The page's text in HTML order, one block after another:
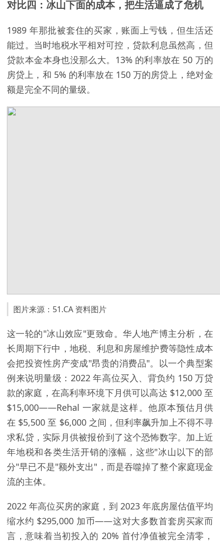
对比四：冰山下面的成本，把生活逼成了危机
1989 年那批被套住的买家，账面上亏钱，但生活还
能过。当时地税水平相对可控，贷款利息虽然高，但
贷款本金本身也没那么大。13% 的利率放在 50 万的
房贷上，和 5% 的利率放在 150 万的房贷上，绝对金
额是完全不同的量级。
图片来源：51.CA 资料图片
这一轮的"冰山效应"更致命。华人地产博主分析，在
长周期下行中，地税、利息和房屋维护费等隐性成本
会把投资性房产变成"昂贵的消费品"。以一个典型案
例来说明量级：2022 年高位买入、背负约 150 万贷
款的家庭，在高利率环境下月供可以高达 $12,000 至
$15,000——Rehal 一家就是这样。他原本预估月供
在 $5,500 至 $6,000 之间，但利率飙升加上不得不寻
求私贷，实际月供被报价到了这个恐怖数字。加上近
年地税和各类生活开销的涨幅，这些"冰山以下的部
分"早已不是"额外支出"，而是吞噬掉了整个家庭现金
流的主体。
2022 年高位买房的家庭，到 2023 年底房屋估值平均
缩水约 $295,000 加币——这对大多数首套房买家而
言，意味着当初投入的 20% 首付净值被完全清零，